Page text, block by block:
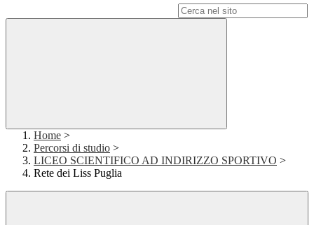
Home >
Percorsi di studio >
LICEO SCIENTIFICO AD INDIRIZZO SPORTIVO >
Rete dei Liss Puglia